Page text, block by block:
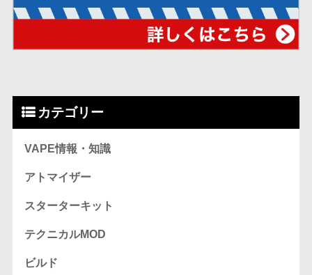
カテゴリー
VAPE情報・知識
アトマイザー
スターターキット
テクニカルMOD
ビルド